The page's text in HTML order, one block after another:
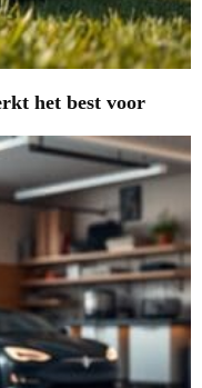
het best voor